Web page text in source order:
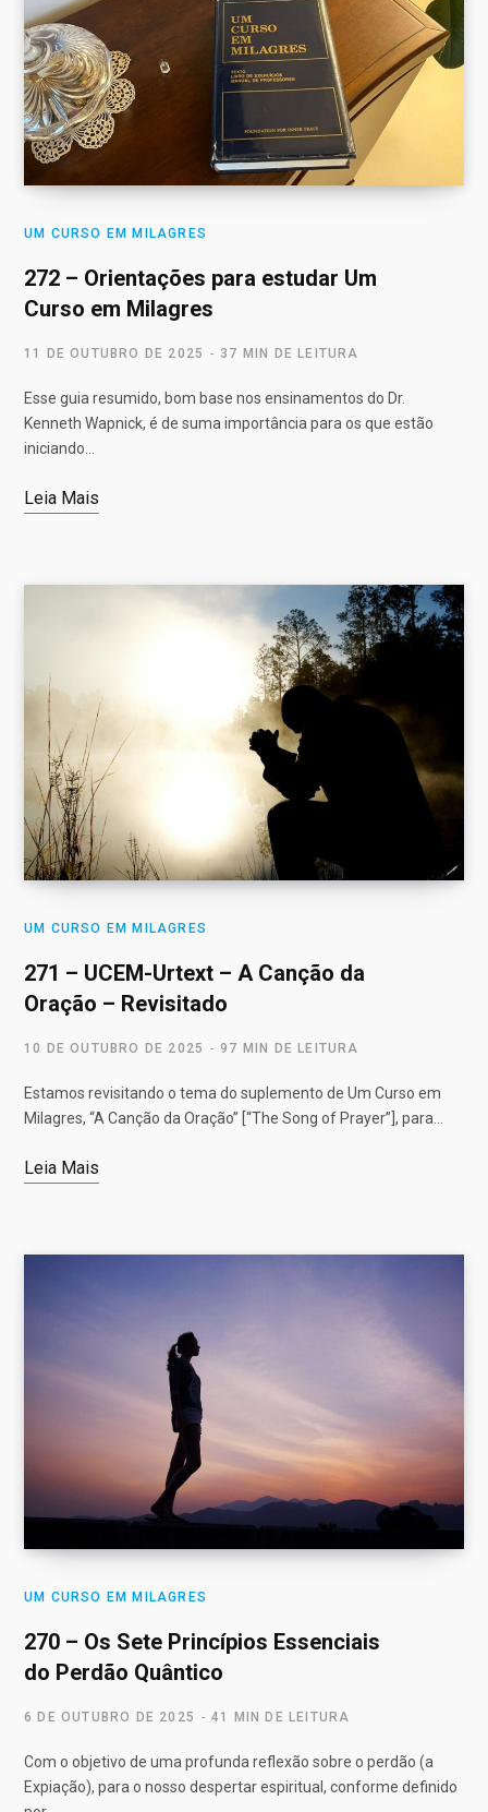
UM CURSO EM MILAGRES
272 – Orientações para estudar Um
Curso em Milagres
11 DE OUTUBRO DE 2025 37 MIN DE LEITURA
Esse guia resumido, bom base nos ensinamentos do Dr.
Kenneth Wapnick, é de suma importância para os que estão
iniciando…
Leia Mais
UM CURSO EM MILAGRES
271 – UCEM-Urtext – A Canção da
Oração – Revisitado
10 DE OUTUBRO DE 2025 97 MIN DE LEITURA
Estamos revisitando o tema do suplemento de Um Curso em
Milagres, “A Canção da Oração” [“The Song of Prayer”], para…
Leia Mais
UM CURSO EM MILAGRES
270 – Os Sete Princípios Essenciais
do Perdão Quântico
6 DE OUTUBRO DE 2025 41 MIN DE LEITURA
Com o objetivo de uma profunda reflexão sobre o perdão (a
Expiação), para o nosso despertar espiritual, conforme definido